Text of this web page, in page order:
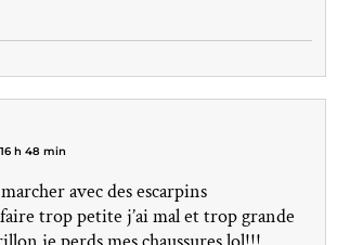
h 48 min
avec des escarpins
faire trop petite j’ai mal et trop grande